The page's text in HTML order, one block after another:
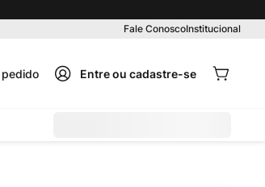
Fale ConoscoInstitucional